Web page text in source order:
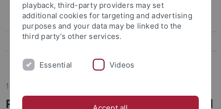
Informationen/Mitteilungen
Termine
Berichte
14.02.2024
Prof. Dr. Dr. h.c. Wernhard Möschel
playback, third-party providers may set
additional cookies for targeting and advertising
purposes and your data may be linked to the
third party’s other services.
Essential Videos